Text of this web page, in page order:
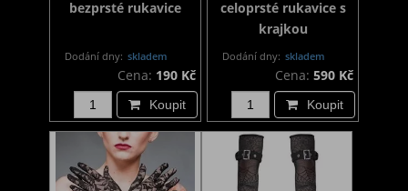
bezprsté rukavice
Dodání dny: skladem
Cena: 190 Kč
Koupit
celoprsté rukavice s
krajkou
Dodání dny: skladem
Cena: 590 Kč
Koupit